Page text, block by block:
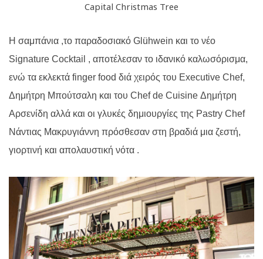
Capital Christmas Tree
Η σαμπάνια ,το παραδοσιακό Gl ühwein και το νέο
Signature Cocktail , αποτέλεσαν το ιδανικό καλωσόρισμα,
ενώ τα εκλεκτά finger food διά χειρός του Executive Chef,
Δημήτρη Μπούτσαλη και του Chef de Cuisine Δημήτρη
Αρσενίδη αλλά και οι γλυκές δημιουργίες της Pastry Chef
Νάντιας Μακρυγιάννη πρόσθεσαν στη βραδιά μια ζεστή,
γιορτινή και απολαυστική νότα .